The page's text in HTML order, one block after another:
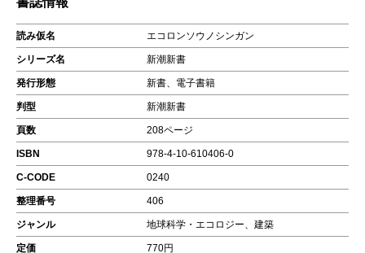
読み仮名 エコロンソウノシンガン
シリーズ名 新潮新書
発行形態 新書、電子書籍
判型 新潮新書
頁数 208ページ
ISBN 978-4-10-610406-0
C-CODE 0240
整理番号 406
ジャンル 地球科学・エコロジー、建築
定価 770円